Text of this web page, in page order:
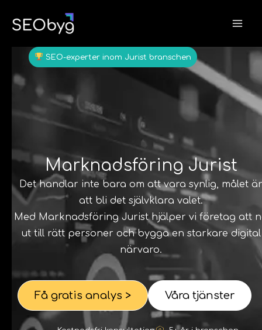
SEO-experter inom Jurist branschen
Marknadsföring Jurist
Det handlar inte bara om att vara synlig, målet är
att bli det självklara valet.
Med Marknadsföring Jurist hjälper vi företag att
ut till rätt personer och bygga en starkare digital
närvaro.
Få gratis analys > Våra tjänster